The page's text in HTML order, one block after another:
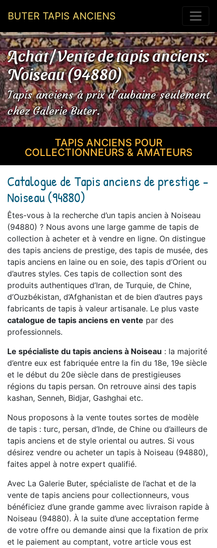
BUTER TAPIS ANCIENS
Achat / Vente de tapis anciens:
Noiseau (94880)
Tapis anciens à prix d’aubaine seulement
chez Galerie Buter.
TAPIS ANCIENS POUR
COLLECTIONNEURS & AMATEURS
Catalogue de Tapis anciens de prestige -
Noiseau (94880)
Êtes-vous à la recherche d’un tapis ancien à Noiseau
(94880) ? Nous avons une large gamme de tapis de
collection à acheter et à vendre en ligne. On distingue
des tapis anciens de prestige, des tapis de musée, des
tapis anciens en laine ou en soie, des tapis d’Orient ou
d’autres styles. Ces tapis de collection sont des
produits authentiques d’Iran, de Turquie, de Chine,
d’Ouzbékistan, d’Afghanistan et de bien d’autres pays
fabricants de tapis à valeur artisanale. Le plus vaste
catalogue de tapis anciens en vente par des
professionnels.
Le spécialiste du tapis anciens à Noiseau : la majorité
d’entre eux est fabriquée entre la fin du 18e, 19e siècle
et le début du 20e siècle dans de prestigieuses
régions du tapis persan. On retrouve ainsi des tapis
kashan, Senneh, Bidjar, Gashghai etc.
Nous proposons à la vente toutes sortes de modèle
de tapis : turc, persan, d’Inde, de Chine ou d’ailleurs de
tapis anciens et de style oriental ou autres. Si vous
désirez vendre ou acheter un tapis à Noiseau (94880),
faites appel à notre expert qualifié.
Avec La Galerie Buter, spécialiste de l’achat et de la
vente de tapis anciens pour collectionneurs, vous
bénéficiez d’une grande gamme avec livraison rapide à
Noiseau (94880). À la suite d’une acceptation ferme
de votre offre ou demande ainsi que la fixation de prix
et le paiement au comptant, votre article vous est